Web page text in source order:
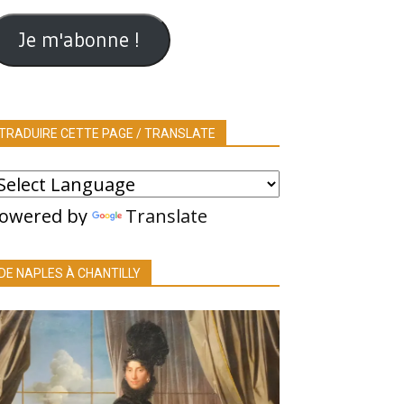
Je m'abonne !
CETTE PAGE / TRANSLATE
by Translate
NAPLES À CHANTILLY